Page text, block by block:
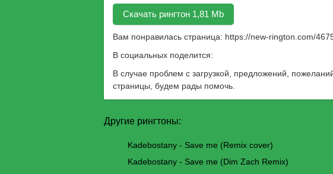
Скачать рингтон 1,81 Mb
Вам понравилась страница: https://new-rington.com/
В социальных поделится:
В случае проблем с загрузкой, предложений,
страницы, будем рады помочь.
Другие рингтоны:
Kadebostany - Save me (Remix cover)
Kadebostany - Save me (Dim Zach Remix)